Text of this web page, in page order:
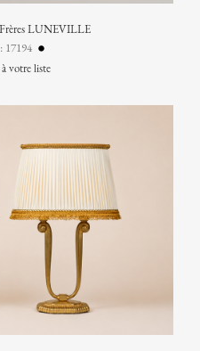
LUNEVILLE
17194
votre liste